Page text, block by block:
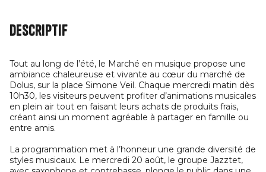
Descriptif
Tout au long de l’été, le Marché en musique propose une
ambiance chaleureuse et vivante au cœur du marché de
Dolus, sur la place Simone Veil. Chaque mercredi matin dès
10h30, les visiteurs peuvent profiter d’animations musicales
en plein air tout en faisant leurs achats de produits frais,
créant ainsi un moment agréable à partager en famille ou
entre amis.
La programmation met à l’honneur une grande diversité de
styles musicaux. Le mercredi 20 août, le groupe Jazztet,